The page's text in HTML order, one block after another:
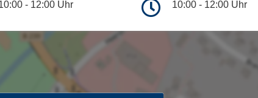
- 12:00 Uhr 10:00 - 12:00 Uhr